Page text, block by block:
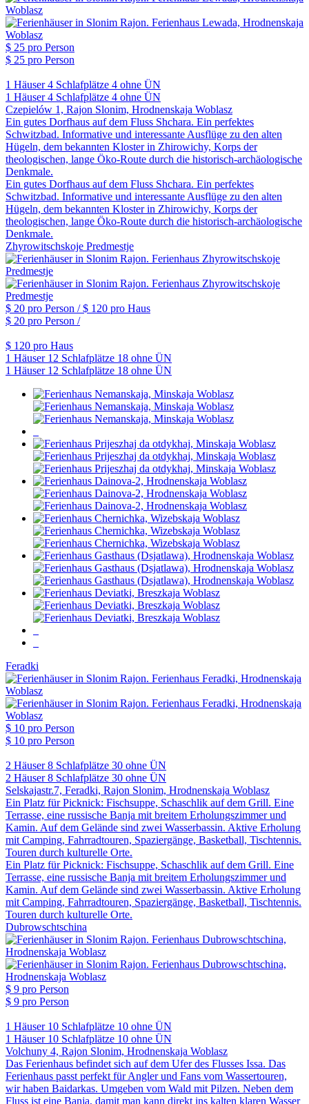
$ 25 pro Person
$ 25 pro Person
1 Häuser 4 Schlafplätze 4 ohne ÜN
1 Häuser 4 Schlafplätze 4 ohne ÜN
Czepielów 1, Rajon Slonim, Hrodnenskaja Woblasz
Ein gutes Dorfhaus auf dem Fluss Shchara. Ein perfektes
Schwitzbad. Informative und interessante Ausflüge zu den alten
Hügeln, dem bekannten Kloster in Zhirowichy, Korps der
theologischen, lange Öko-Route durch die historisch-archäologische
Denkmale.
Ein gutes Dorfhaus auf dem Fluss Shchara. Ein perfektes
Schwitzbad. Informative und interessante Ausflüge zu den alten
Hügeln, dem bekannten Kloster in Zhirowichy, Korps der
theologischen, lange Öko-Route durch die historisch-archäologische
Denkmale.
Zhyrowitschskoje Predmestje
$ 20 pro Person /$ 120 pro Haus
$ 20 pro Person /
$ 120 pro Haus
1 Häuser 12 Schlafplätze 18 ohne ÜN
1 Häuser 12 Schlafplätze 18 ohne ÜN
Feradki
$ 10 pro Person
$ 10 pro Person
2 Häuser 8 Schlafplätze 30 ohne ÜN
2 Häuser 8 Schlafplätze 30 ohne ÜN
Selskajastr.7, Feradki, Rajon Slonim, Hrodnenskaja Woblasz
Ein Platz für Picknick: Fischsuppe, Schaschlik auf dem Grill. Eine
Terrasse, eine russische Banja mit breitem Erholungszimmer und
Kamin. Auf dem Gelände sind zwei Wasserbassin. Aktive Erholung
mit Camping, Fahrradtouren, Spaziergänge, Basketball, Tischtennis.
Touren durch kulturelle Orte.
Ein Platz für Picknick: Fischsuppe, Schaschlik auf dem Grill. Eine
Terrasse, eine russische Banja mit breitem Erholungszimmer und
Kamin. Auf dem Gelände sind zwei Wasserbassin. Aktive Erholung
mit Camping, Fahrradtouren, Spaziergänge, Basketball, Tischtennis.
Touren durch kulturelle Orte.
Dubrowschtschina
$ 9 pro Person
$ 9 pro Person
1 Häuser 10 Schlafplätze 10 ohne ÜN
1 Häuser 10 Schlafplätze 10 ohne ÜN
Volchuny 4, Rajon Slonim, Hrodnenskaja Woblasz
Das Ferienhaus befindet sich auf dem Ufer des Flusses Issa. Das
Ferienhaus passt perfekt für Angler und Fans vom Wassertouren,
wir haben Baidarkas. Umgeben vom Wald mit Pilzen. Neben dem
Fluss ist eine Banja, damit man kann direkt ins kalten klaren Wasser